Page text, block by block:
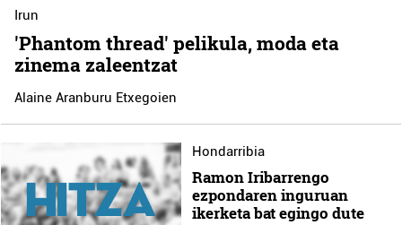
Irun
'Phantom thread' pelikula, moda eta
zinema zaleentzat
Alaine Aranburu Etxegoien
Hondarribia
Ramon Iribarrengo
ezpondaren inguruan
ikerketa bat egingo dute